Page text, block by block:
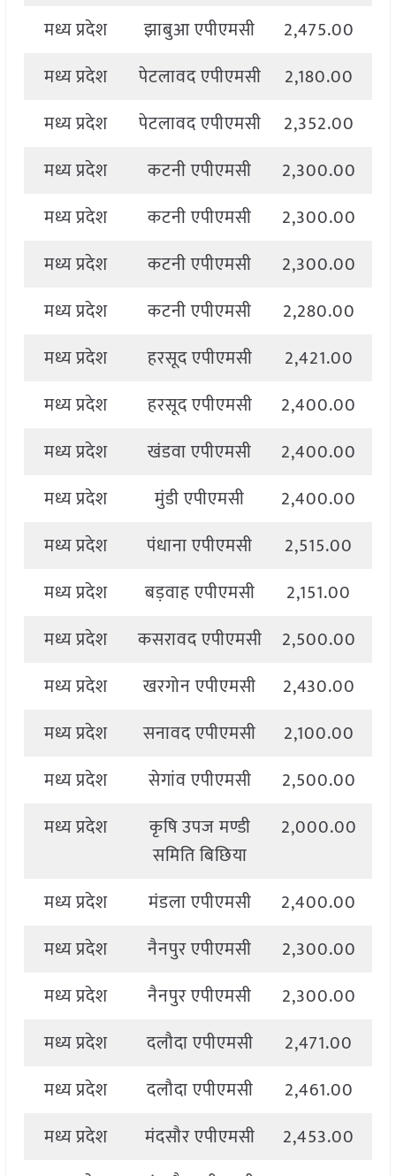
मध्य प्रदेश
झाबुआ एपीएमसी 2,475.00
मध्य प्रदेश
पेटलावद एपीएमसी 2,180.00
मध्य प्रदेश
पेटलावद एपीएमसी 2,352.00
मध्य प्रदेश
कटनी एपीएमसी 2,300.00
मध्य प्रदेश
कटनी एपीएमसी 2,300.00
मध्य प्रदेश
कटनी एपीएमसी 2,300.00
मध्य प्रदेश
कटनी एपीएमसी 2,280.00
मध्य प्रदेश
हरसूद एपीएमसी 2,421.00
मध्य प्रदेश
हरसूद एपीएमसी 2,400.00
मध्य प्रदेश
खंडवा एपीएमसी 2,400.00
मध्य प्रदेश
मुंडी एपीएमसी 2,400.00
मध्य प्रदेश
पंधाना एपीएमसी 2,515.00
मध्य प्रदेश
बड़वाह एपीएमसी 2,151.00
मध्य प्रदेश
कसरावद एपीएमसी 2,500.00
मध्य प्रदेश
खरगोन एपीएमसी 2,430.00
मध्य प्रदेश
सनावद एपीएमसी 2,100.00
मध्य प्रदेश
सेगांव एपीएमसी 2,500.00
मध्य प्रदेश
कृषि उपज मण्डी
समिति बिछिया
2,000.00
मध्य प्रदेश मंडला एपीएमसी 2,400.00
मध्य प्रदेश
नैनपुर एपीएमसी 2,300.00
मध्य प्रदेश
नैनपुर एपीएमसी 2,300.00
मध्य प्रदेश
दलौदा एपीएमसी 2,471.00
मध्य प्रदेश
दलौदा एपीएमसी 2,461.00
मध्य प्रदेश
मंदसौर एपीएमसी 2,453.00